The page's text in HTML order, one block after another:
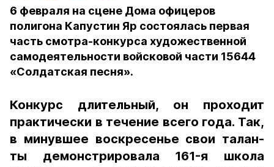
6 февраля на сцене Дома офицеров
полигона Капустин Яр состоялась первая
часть смотра-конкурса художественной
самодеятельности войсковой части 15644
«Солдатская песня».
Конкурс длительный, он проходит
практически в течение всего года. Так,
в минувшее воскресенье свои талан-
ты демонстрировала 161-я школа